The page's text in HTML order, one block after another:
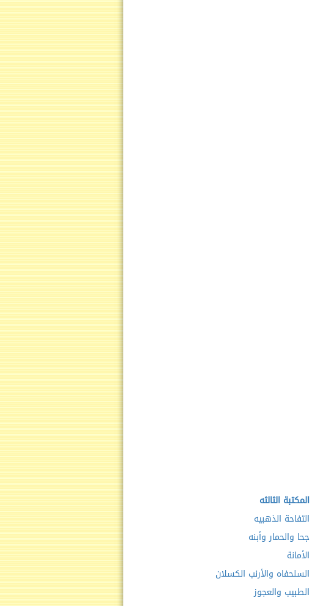
المكتبة الثالثه
التفاحة الذهبيه
جحا والحمار وأبنه
الأمانة
السلحفاه والأرنب الكسلان
الطبيب والعجوز